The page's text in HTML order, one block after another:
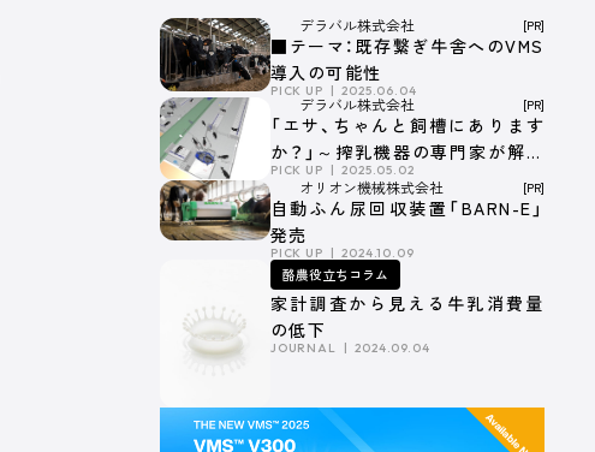
デラバル株式会社 [PR]
■テーマ：既存繋ぎ牛舎へのVMS
導入の可能性
PICK UP 2025.06.04
デラバル株式会社 [PR]
「エサ、ちゃんと飼槽にあります
か？」～搾乳機器の専門家が解説
する搾乳ロボット牛舎とエサの
深い関係～
PICK UP 2025.05.02
オリオン機械株式会社 [PR]
自動ふん尿回収装置「BARN-E」
発売
PICK UP 2024.10.09
酪農役立ちコラム
家計調査から見える牛乳消費量
の低下
JOURNAL 2024.09.04